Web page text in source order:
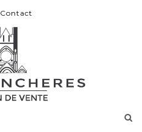
Contact